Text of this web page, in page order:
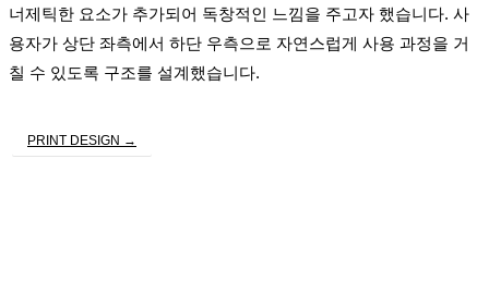
너제틱한 요소가 추가되어 독창적인 느낌을 주고자 했습니다. 사
용자가 상단 좌측에서 하단 우측으로 자연스럽게 사용 과정을 거
칠 수 있도록 구조를 설계했습니다.
PRINT DESIGN →